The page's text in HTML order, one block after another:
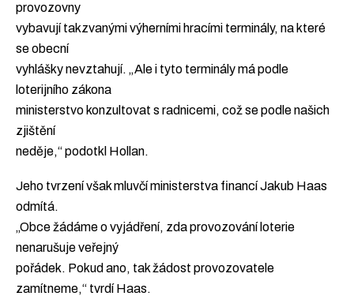
provozovny
vybavují takzvanými výherními hracími terminály, na které
se obecní
vyhlášky nevztahují. „Ale i tyto terminály má podle
loterijního zákona
ministerstvo konzultovat s radnicemi, což se podle našich
zjištění
neděje,“ podotkl Hollan.
Jeho tvrzení však mluvčí ministerstva financí Jakub Haas
odmítá.
„Obce žádáme o vyjádření, zda provozování loterie
nenarušuje veřejný
pořádek. Pokud ano, tak žádost provozovatele
zamítneme,“ tvrdí Haas.